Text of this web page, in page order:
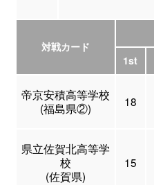
対戦カード
1st
帝京安積高等学校
(福島県②)
18
県立佐賀北高等学
校
(佐賀県)
15